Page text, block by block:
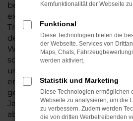
besondere Vorteile freuen.
existiert seit 1974, somit sind wir
Traditionsunternehmen und
der Wetterau beheimatet. Aus
Weg zu uns nicht weit.
schon von uns gehört – wir
uns persönlich kennen zu
erhalten Sie auf Wunsch als
gebraucht. Hinzu kommen
Jahreswagen, die unser
abrunden.
Kernfunktionalität der Webseite
Funktional
Diese Technologien bieten die
der Webseite. Services von
Maps, Chats,
werden aktiviert.
Statistik und Marketing
Diese Technologien ermöglichen
Webseite zu analysieren, um die
zu verbessern. Zudem werden
die von dritten Werbetreibenden